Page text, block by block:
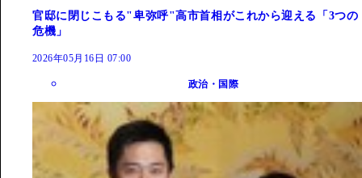
官邸に閉じこもる"卑弥呼"高市首相がこれから迎える「3つの
危機」
2026年05月16日 07:00
政治・国際